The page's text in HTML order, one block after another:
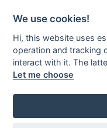
We use cookies!
Hi, this website uses
operation and tracking
interact with it. The
Let me choose